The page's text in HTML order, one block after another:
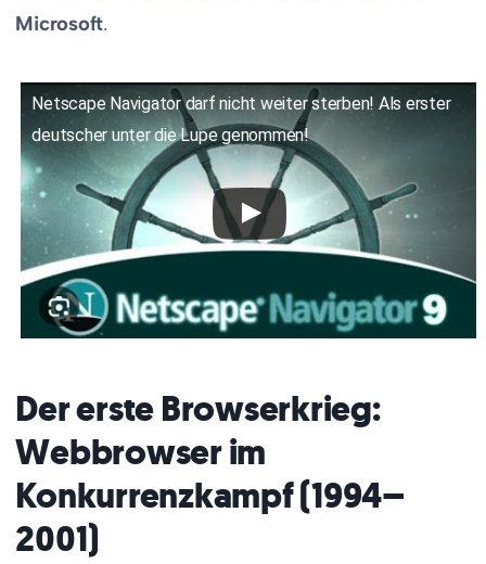
Microsoft.
Netscape Navigator darf nicht weiter sterben! Als erster
deutscher unter die Lupe genommen!
Der erste Browserkrieg:
Webbrowser im
Konkurrenzkampf (1994–
2001)